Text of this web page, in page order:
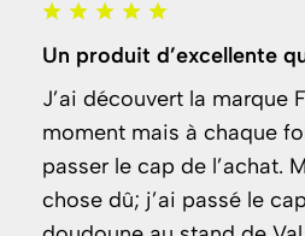
produit d’excellente qualité
découvert la marque
mais à chaque fois
le cap de l’achat. Mais
dû; j’ai passé le cap et